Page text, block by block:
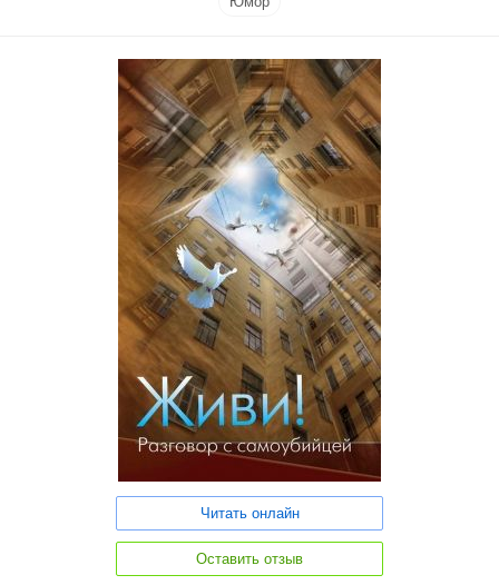
Читать онлайн
Оставить отзыв